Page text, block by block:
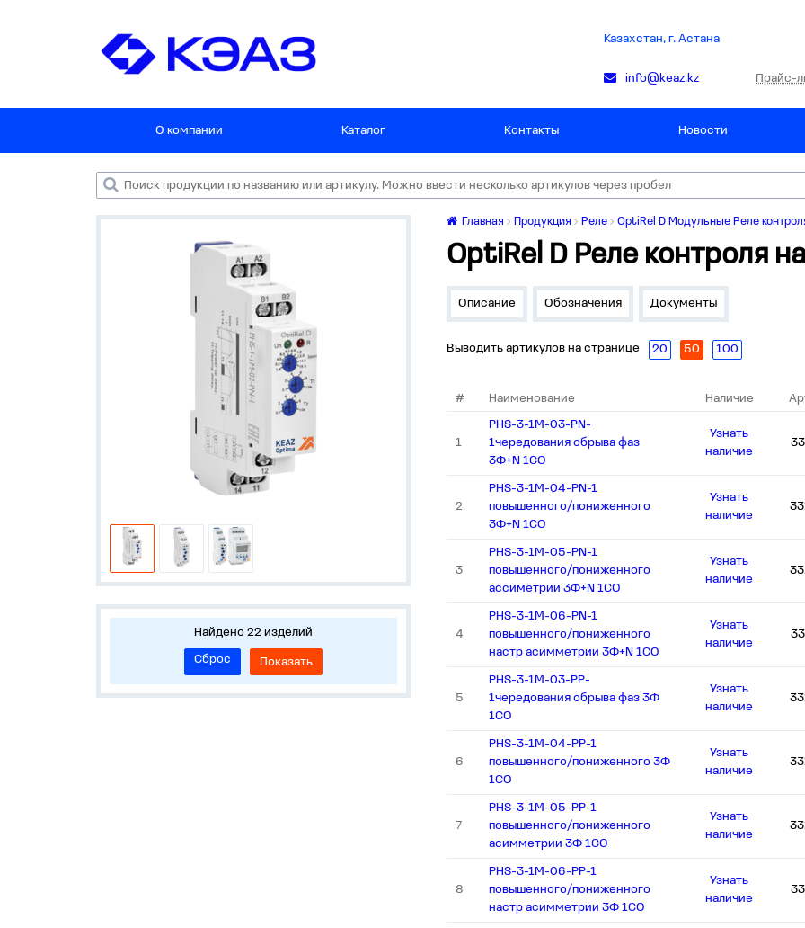
Казахстан, г. Астана
info@keaz.kz Прайс-
О компании Каталог Контакты Новости
Найдено 22 изделий
Сброс
Показать
Главная Продукция Реле OptiRel D Модульные Реле
OptiRel D Реле контроля
Описание Обозначения Документы
Выводить артикулов на странице 20 50 100
# Наименование Наличие
1
PHS-3-1M-03-PN-
1чередования обрыва фаз
3Ф+N 1СО
Узнать
наличие
2
PHS-3-1M-04-PN-1
повышенного/пониженного
3Ф+N 1СО
Узнать
наличие
3
PHS-3-1M-05-PN-1
повышенного/пониженного
ассиметрии 3Ф+N 1СО
Узнать
наличие
4
PHS-3-1M-06-PN-1
повышенного/пониженного
настр асимметрии 3Ф+N 1СО
Узнать
наличие
5
PHS-3-1M-03-PP-
1чередования обрыва фаз 3Ф
1СО
Узнать
наличие
6
PHS-3-1M-04-PP-1
повышенного/пониженного 3Ф
1СО
Узнать
наличие
7
PHS-3-1M-05-PP-1
повышенного/пониженного
асимметрии 3Ф 1СО
Узнать
наличие
8
PHS-3-1M-06-PP-1
повышенного/пониженного
настр асимметрии 3Ф 1СО
Узнать
наличие